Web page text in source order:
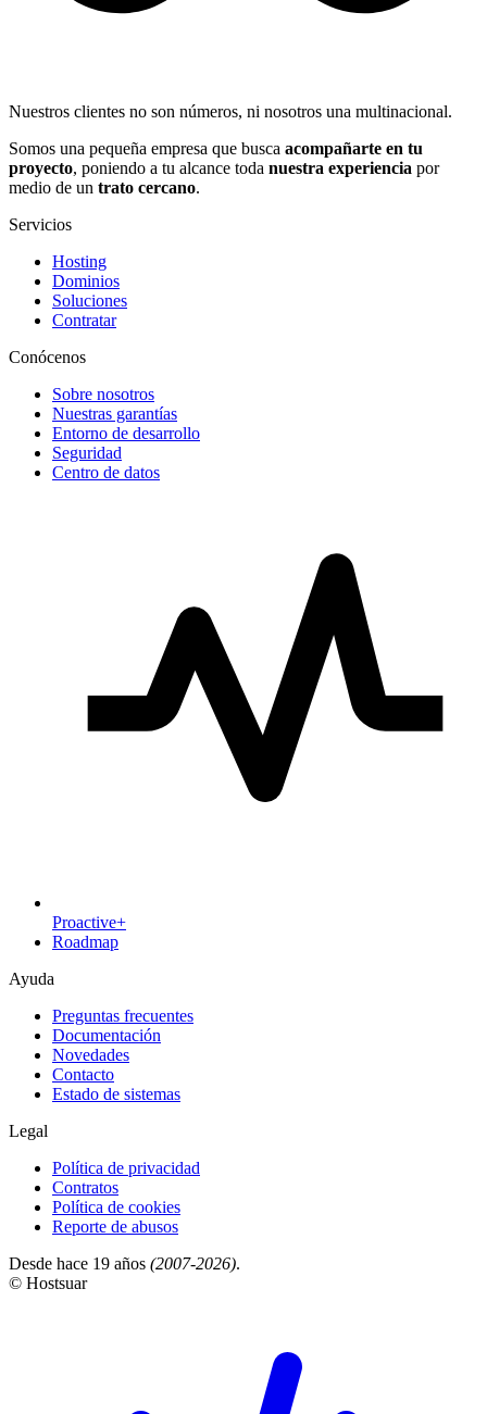
Nuestros clientes no son números, ni nosotros una multinacional.
Somos una pequeña empresa que busca acompañarte en tu
proyecto, poniendo a tu alcance toda nuestra experiencia por
medio de un trato cercano.
Servicios
Hosting
Dominios
Soluciones
Contratar
Conócenos
Sobre nosotros
Nuestras garantías
Entorno de desarrollo
Seguridad
Centro de datos
Proactive+
Roadmap
Ayuda
Preguntas frecuentes
Documentación
Novedades
Contacto
Estado de sistemas
Legal
Política de privacidad
Contratos
Política de cookies
Reporte de abusos
Desde hace 19 años (2007-2026).
© Hostsuar